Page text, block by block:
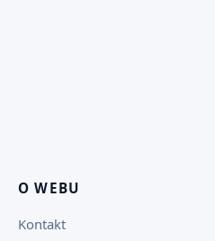
O WEBU
Kontakt